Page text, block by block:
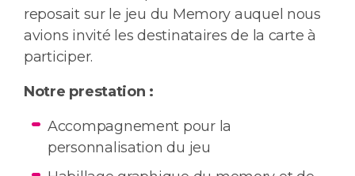
reposait sur le jeu du Memory auquel nous
avions invité les destinataires de la carte à
participer.
Notre prestation :
Accompagnement pour la
personnalisation du jeu